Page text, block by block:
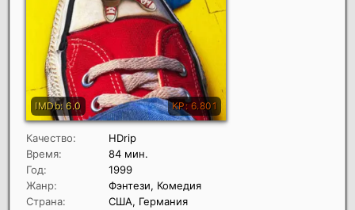
Качество:
HDrip
Время:
84 мин.
Год:
1999
Жанр:
Фэнтези, Комедия
Страна:
США, Германия